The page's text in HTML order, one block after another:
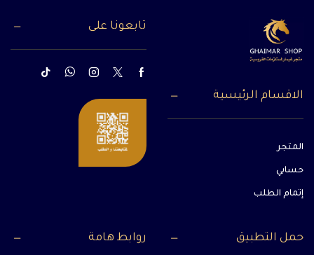
الاقسام الرئيسية
المتجر
حسابي
إتمام الطلب
تابعونا على
حمل التطبيق روابط هامة